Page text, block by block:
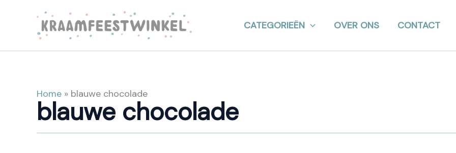
CATEGORIEËN OVER ONS CONTACT
Home » blauwe chocolade
blauwe chocolade